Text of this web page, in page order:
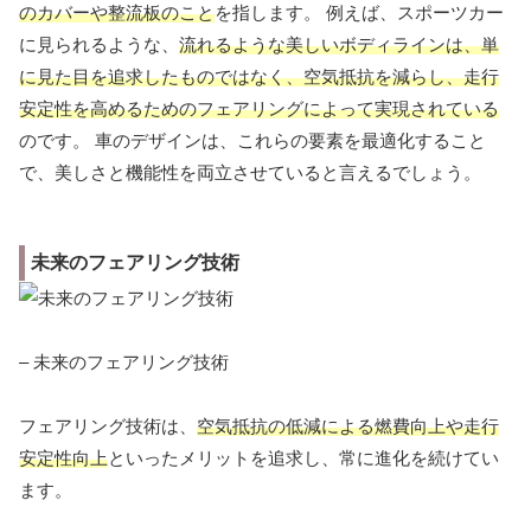
のカバーや整流板のことを指します。 例えば、スポーツカー
に見られるような、 流れるような美しいボディラインは、単
に見た目を追求したものではなく、空気抵抗を減らし、走行
安定性を高めるためのフェアリングによって実現されている
のです。 車のデザインは、これらの要素を最適化すること
で、美しさと機能性を両立させていると言えるでしょう。
未来のフェアリング技術
– 未来のフェアリング技術
フェアリング技術は、 空気抵抗の低減による燃費向上や走行
安定性向上といったメリットを追求し、常に進化を続けてい
ます。